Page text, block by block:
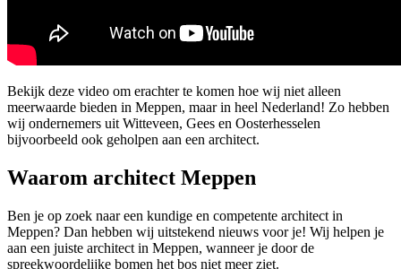
Bekijk deze video om erachter te komen hoe wij niet alleen
meerwaarde bieden in Meppen, maar in heel Nederland! Zo hebben
wij ondernemers uit Witteveen, Gees en Oosterhesselen
bijvoorbeeld ook geholpen aan een architect.
Waarom architect Meppen
Ben je op zoek naar een kundige en competente architect in
Meppen? Dan hebben wij uitstekend nieuws voor je! Wij helpen je
aan een juiste architect in Meppen, wanneer je door de
spreekwoordelijke bomen het bos niet meer ziet.